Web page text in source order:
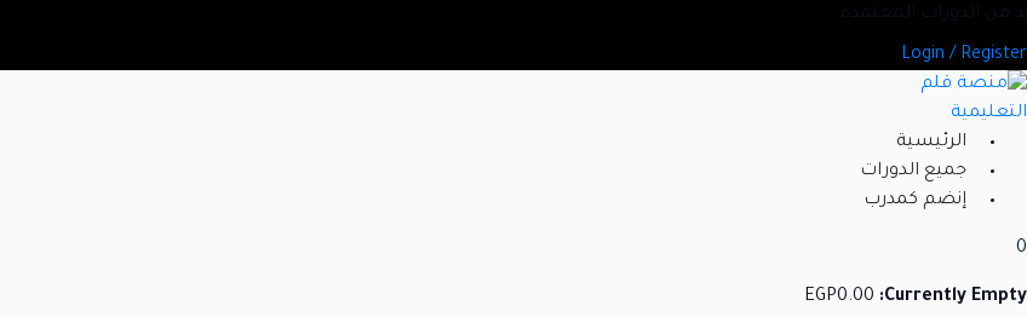
Skip
content
من الدورات المعتمدة
Login / Register
الرئيسية
جميع الدورات
إنضم كمدرب
0
Currently Empty:
EGP0.00